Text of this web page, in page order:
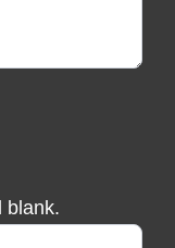
blank.